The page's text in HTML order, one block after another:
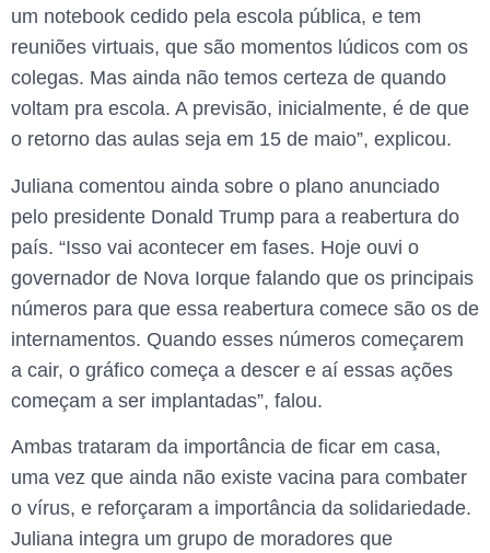
um notebook cedido pela escola pública, e tem
reuniões virtuais, que são momentos lúdicos com os
colegas. Mas ainda não temos certeza de quando
voltam pra escola. A previsão, inicialmente, é de que
o retorno das aulas seja em 15 de maio”, explicou.
Juliana comentou ainda sobre o plano anunciado
pelo presidente Donald Trump para a reabertura do
país. “Isso vai acontecer em fases. Hoje ouvi o
governador de Nova Iorque falando que os principais
números para que essa reabertura comece são os de
internamentos. Quando esses números começarem
a cair, o gráfico começa a descer e aí essas ações
começam a ser implantadas”, falou.
Ambas trataram da importância de ficar em casa,
uma vez que ainda não existe vacina para combater
o vírus, e reforçaram a importância da solidariedade.
Juliana integra um grupo de moradores que